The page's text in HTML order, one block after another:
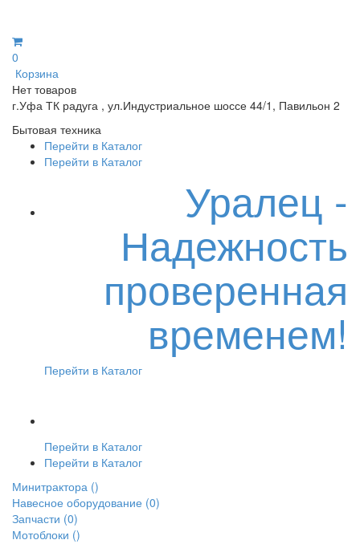
0
Корзина
Нет товаров
г.Уфа ТК радуга , ул.Индустриальное шоссе 44/1, Павильон 2
Бытовая техника
Перейти в Каталог
Перейти в Каталог
Уралец -
Надежность
проверенная
временем!
Перейти в Каталог
Перейти в Каталог
Перейти в Каталог
Минитрактора ()
Навесное оборудование (0)
Запчасти (0)
Мотоблоки ()